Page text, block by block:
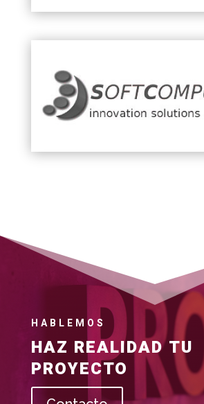
HABLEMOS
HAZ REALIDAD TU
PROYECTO